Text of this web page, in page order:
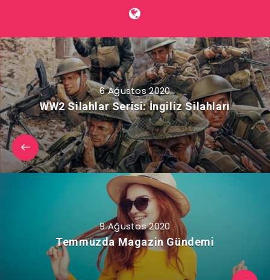
6 Ağustos 2020
WW2 Silahlar Serisi: İngiliz Silahları
9 Ağustos 2020
Temmuzda Magazin Gündemi